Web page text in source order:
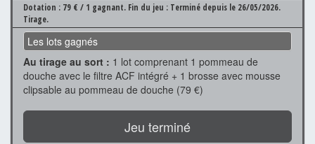
Dotation : 79 € / 1 gagnant. Fin du jeu : Terminé depuis le 26/05/2026.
Tirage.
Les lots gagnés
Au tirage au sort : 1 lot comprenant 1 pommeau de
douche avec le filtre ACF intégré + 1 brosse avec mousse
clipsable au pommeau de douche (79 €)
Jeu terminé